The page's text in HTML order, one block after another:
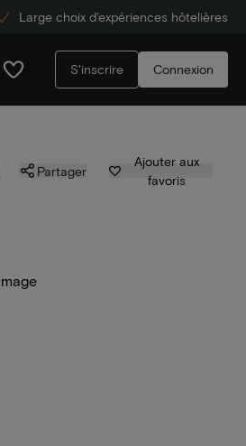
Large choix d'expériences hôtelières
S'inscrire Connexion
Partager
Ajouter aux
favoris